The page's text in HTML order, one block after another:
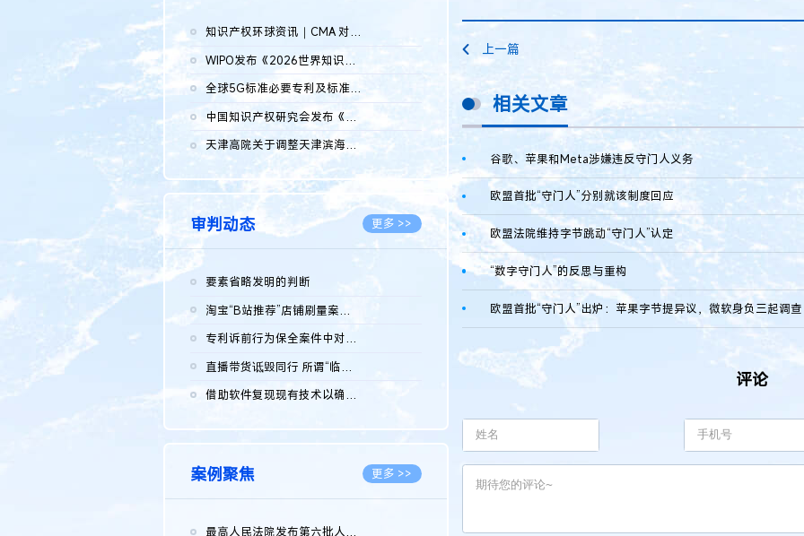
知识产权环球资讯｜CMA 对微软发起调查；批量搬运二手平台数据构...
WIPO发布《2026世界知识产权报告》 含报告全文
全球5G标准必要专利及标准提案研究报告（2026年）全文发布
中国知识产权研究会发布《2025年度中国企业海外知识产权纠纷调查...
2026.08.07
天津高院关于调整天津滨海高新技术产业开发区华苑科技园一审普通...
2026.08.07
审判动态 更多 >>
要素省略发明的判断
淘宝“B站推荐”店铺刷量案维持原判，两被告连带赔偿150万元
专利诉前行为保全案件中对仿制药申请人曾作出三类声明的考量及违...
直播带货诋毁同行 所谓“临场发挥”不免责
借助软件复现现有技术以确认相关参数特征是否被公开
案例聚焦 更多 >>
最高人民法院发布第六批人民法院种业知识产权司法保护典型案例 含...
上一篇
相关文章
谷歌、苹果和Meta涉嫌违反守门人义务
欧盟首批“守门人”分别就该制度回应
欧盟法院维持字节跳动“守门人”认定
“数字守门人”的反思与重构
欧盟首批“守门人”出炉：苹果字节提异议，微软身负三起调查
评论